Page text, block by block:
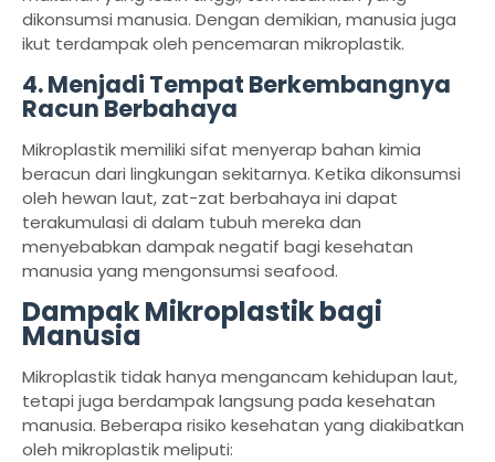
dikonsumsi manusia. Dengan demikian, manusia juga
ikut terdampak oleh pencemaran mikroplastik.
4.Menjadi Tempat Berkembangnya
Racun Berbahaya
Mikroplastik memiliki sifat menyerap bahan kimia
beracun dari lingkungan sekitarnya. Ketika dikonsumsi
oleh hewan laut, zat-zat berbahaya ini dapat
terakumulasi di dalam tubuh mereka dan
menyebabkan dampak negatif bagi kesehatan
manusia yang mengonsumsi seafood.
Dampak Mikroplastik bagi
Manusia
Mikroplastik tidak hanya mengancam kehidupan laut,
tetapi juga berdampak langsung pada kesehatan
manusia. Beberapa risiko kesehatan yang diakibatkan
oleh mikroplastik meliputi: